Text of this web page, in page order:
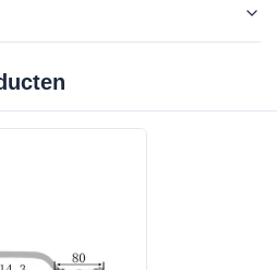
3008/4008/5008/Citroen